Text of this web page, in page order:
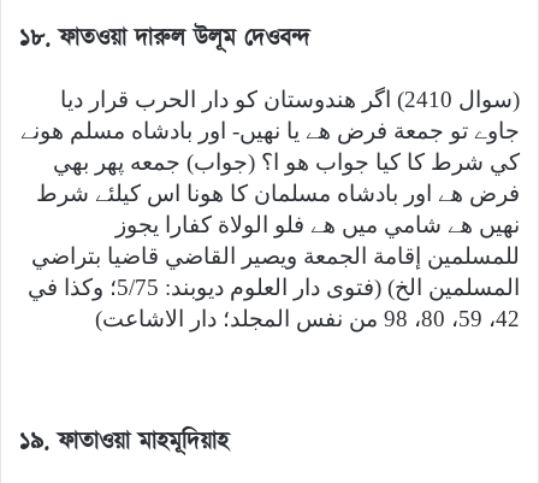
১৮. ফাতওয়া দারুল উলূম দেওবন্দ
(سوال 2410) اگر هندوستان كو دار الحرب قرار ديا
جاوے تو جمعة فرض هے يا نهيں- اور بادشاه مسلم هونے
كي شرط كا كيا جواب هو ا؟ (جواب) جمعه پھر بھي
فرض هے اور بادشاه مسلمان كا هونا اس كیلئے شرط
نهيں هے شامي ميں هے فلو الولاة كفارا يجوز
للمسلمين إقامة الجمعة ويصير القاضي قاضيا بتراضي
المسلمين الخ) (فتوى دار العلوم ديوبند: 5/75؛ وكذا في
42، 59، 80، 98 من نفس المجلد؛ دار الاشاعت)
১৯. ফাতাওয়া মাহমূদিয়াহ